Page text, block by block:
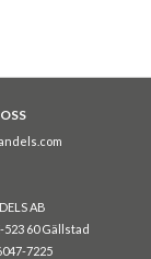
AB
523 60 Gällstad
7225